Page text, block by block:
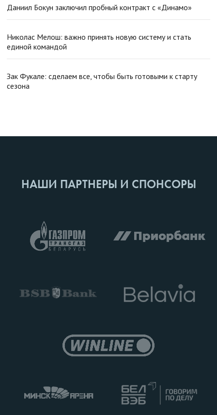
Даниил Бокун заключил пробный контракт с «Динамо»
Николас Мелош: важно принять новую систему и стать
единой командой
Зак Фукале: сделаем все, чтобы быть готовыми к старту
сезона
НАШИ ПАРТНЕРЫ И СПОНСОРЫ